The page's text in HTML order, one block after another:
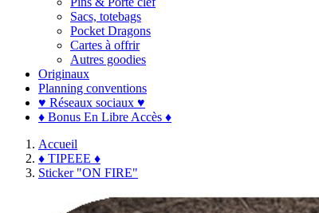
Sacs, totebags
Pocket Dragons
Cartes à offrir
Autres goodies
Originaux
Planning conventions
♥ Réseaux sociaux ♥
♦ Bonus En Libre Accès ♦
Accueil
♦ TIPEEE ♦
Sticker "ON FIRE"